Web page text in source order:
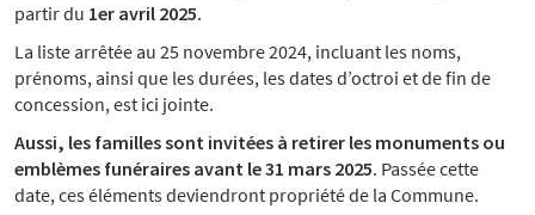
partir du 1er avril 2025.
La liste arrêtée au 25 novembre 2024, incluant les noms,
prénoms, ainsi que les durées, les dates d’octroi et de fin de
concession, est ici jointe.
Aussi, les familles sont invitées à retirer les monuments ou
emblèmes funéraires avant le 31 mars 2025. Passée cette
date, ces éléments deviendront propriété de la Commune.